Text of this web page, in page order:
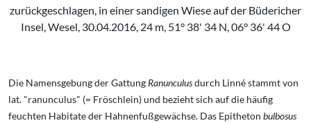
zurückgeschlagen, in einer sandigen Wiese auf der Büdericher
Insel, Wesel, 30.04.2016, 24 m, 51° 38' 34 N, 06° 36' 44 O
Die Namensgebung der Gattung Ranunculusdurch Linné stammt von
lat. "ranunculus" (= Fröschlein) und bezieht sich auf die häufig
feuchten Habitate der Hahnenfußgewächse. Das Epitheton bulbosus